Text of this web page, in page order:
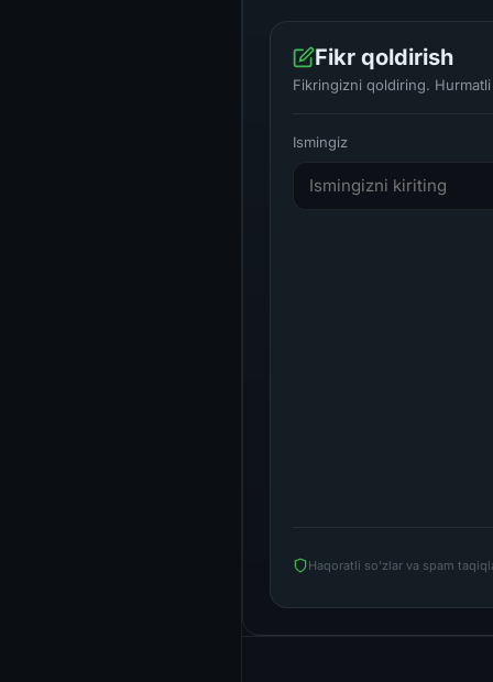
Fikr qoldirish
Fikringizni qoldiring.
Ismingiz
Haqoratli so'zlar va spam